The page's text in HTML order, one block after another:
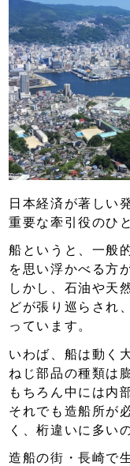
日本経済が著しい
重要な牽引役のひ
船というと、一般
を思い浮かべる方
しかし、石油や天
どが張り巡らされ
っています。
いわば、船は動く
ねじ部品の種類は
もちろん中には内
それでも造船所が
く、桁違いに多い
造船の街・長崎で